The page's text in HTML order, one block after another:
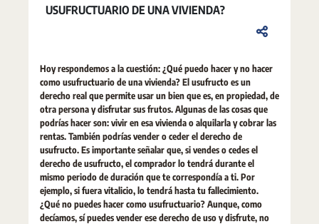
USUFRUCTUARIO DE UNA VIVIENDA?
Hoy respondemos a la cuestión: ¿Qué puedo hacer y no hacer
como usufructuario de una vivienda? El usufructo es un
derecho real que permite usar un bien que es, en propiedad, de
otra persona y disfrutar sus frutos. Algunas de las cosas que
podrías hacer son: vivir en esa vivienda o alquilarla y cobrar las
rentas. También podrías vender o ceder el derecho de
usufructo. Es importante señalar que, si vendes o cedes el
derecho de usufructo, el comprador lo tendrá durante el
mismo periodo de duración que te correspondía a ti. Por
ejemplo, si fuera vitalicio, lo tendrá hasta tu fallecimiento.
¿Qué no puedes hacer como usufructuario? Aunque, como
decíamos, sí puedes vender ese derecho de uso y disfrute, no